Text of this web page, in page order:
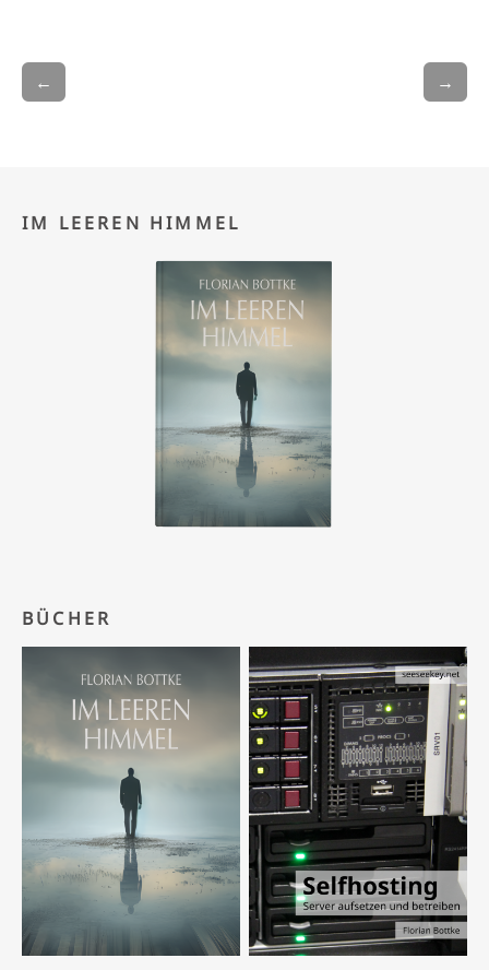
← →
IM LEEREN HIMMEL
BÜCHER